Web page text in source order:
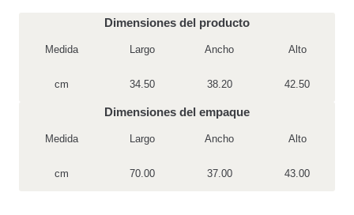
Dimensiones del producto
Medida Largo Ancho Alto
cm 34.50 38.20 42.50
Dimensiones del empaque
Medida Largo Ancho Alto
cm 70.00 37.00 43.00